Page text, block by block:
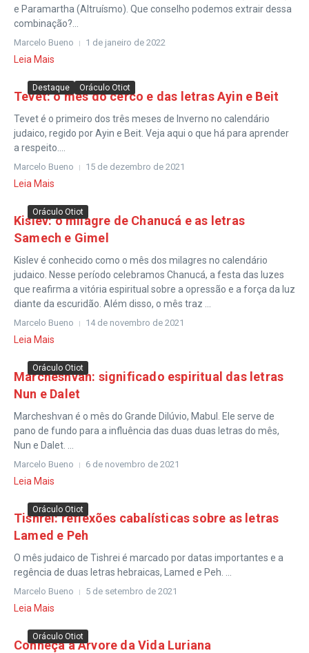
e Paramartha (Altruísmo). Que conselho podemos extrair dessa
combinação?...
Marcelo Bueno 1 de janeiro de 2022
Leia Mais
Destaque Oráculo Otiot
Tevet: o mês do cerco e das letras Ayin e Beit
Tevet é o primeiro dos três meses de Inverno no calendário
judaico, regido por Ayin e Beit. Veja aqui o que há para aprender
a respeito....
Marcelo Bueno 15 de dezembro de 2021
Leia Mais
Oráculo Otiot
Kislev: o milagre de Chanucá e as letras
Samech e Gimel
Kislev é conhecido como o mês dos milagres no calendário
judaico. Nesse período celebramos Chanucá, a festa das luzes
que reafirma a vitória espiritual sobre a opressão e a força da luz
diante da escuridão. Além disso, o mês traz ...
Marcelo Bueno 14 de novembro de 2021
Leia Mais
Oráculo Otiot
Marcheshvan: significado espiritual das letras
Nun e Dalet
Marcheshvan é o mês do Grande Dilúvio, Mabul. Ele serve de
pano de fundo para a influência das duas duas letras do mês,
Nun e Dalet. ...
Marcelo Bueno 6 de novembro de 2021
Leia Mais
Oráculo Otiot
Tishrei: reflexões cabalísticas sobre as letras
Lamed e Peh
O mês judaico de Tishrei é marcado por datas importantes e a
regência de duas letras hebraicas, Lamed e Peh. ...
Marcelo Bueno 5 de setembro de 2021
Leia Mais
Oráculo Otiot
Conheça a Árvore da Vida Luriana